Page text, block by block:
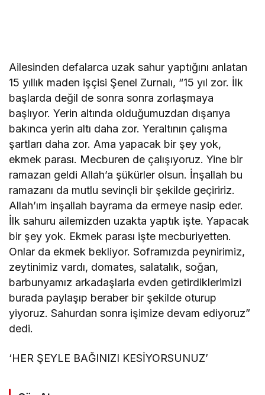
Ailesinden defalarca uzak sahur yaptığını anlatan
15 yıllık maden işçisi Şenel Zurnalı, “15 yıl zor. İlk
başlarda değil de sonra sonra zorlaşmaya
başlıyor. Yerin altında olduğumuzdan dışarıya
bakınca yerin altı daha zor. Yeraltının çalışma
şartları daha zor. Ama yapacak bir şey yok,
ekmek parası. Mecburen de çalışıyoruz. Yine bir
ramazan geldi Allah’a şükürler olsun. İnşallah bu
ramazanı da mutlu sevinçli bir şekilde geçiririz.
Allah’ım inşallah bayrama da ermeye nasip eder.
İlk sahuru ailemizden uzakta yaptık işte. Yapacak
bir şey yok. Ekmek parası işte mecburiyetten.
Onlar da ekmek bekliyor. Soframızda peynirimiz,
zeytinimiz vardı, domates, salatalık, soğan,
barbunyamız arkadaşlarla evden getirdiklerimizi
burada paylaşıp beraber bir şekilde oturup
yiyoruz. Sahurdan sonra işimize devam ediyoruz”
dedi.
‘HER ŞEYLE BAĞINIZI KESİYORSUNUZ’